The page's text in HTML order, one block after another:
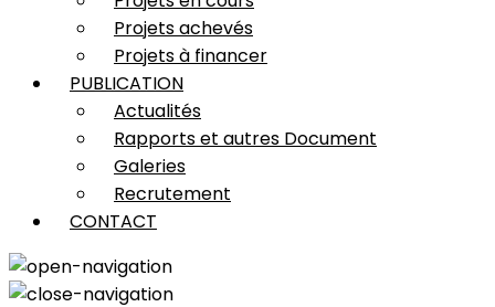
Projets achevés
Projets à financer
PUBLICATION
Actualités
Rapports et autres Document
Galeries
Recrutement
CONTACT